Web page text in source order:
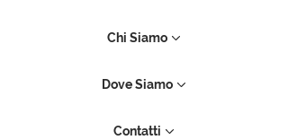
Chi Siamo
Dove Siamo
Contatti